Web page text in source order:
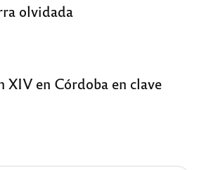
olvidada
XIV en Córdoba en clave